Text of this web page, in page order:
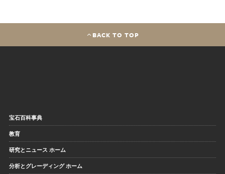
BACK TO TOP
宝石百科事典
教育
研究とニュース ホーム
分析とグレーディング ホーム